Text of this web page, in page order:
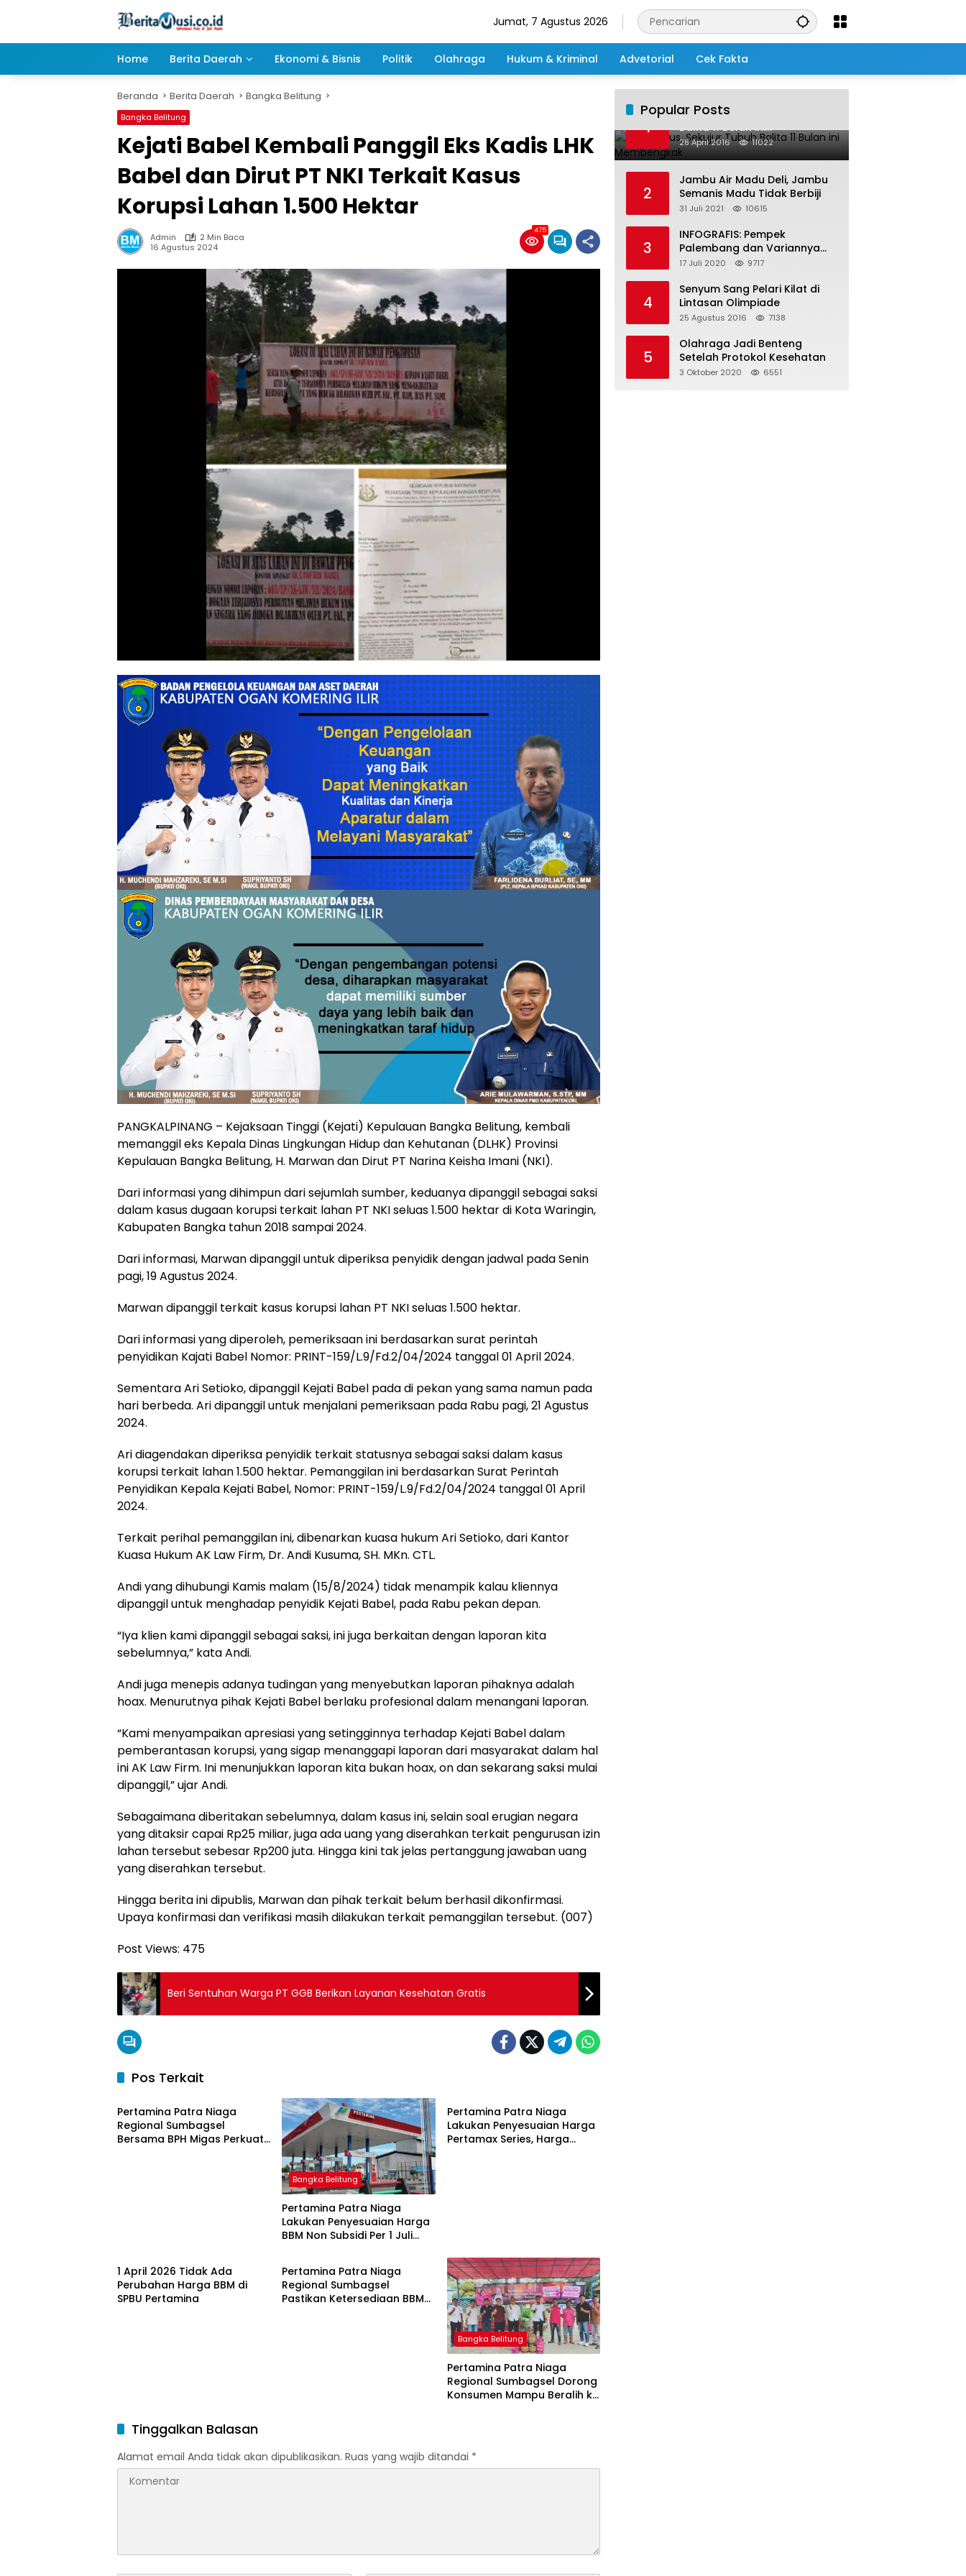
Jumat, 7 Agustus 2026
Home Berita Daerah Ekonomi & Bisnis Politik Olahraga Hukum & Kriminal Advetorial Cek Fakta
Beranda Berita Daerah Bangka Belitung
Bangka Belitung
Kejati Babel Kembali Panggil Eks Kadis LHK
Babel dan Dirut PT NKI Terkait Kasus
Korupsi Lahan 1.500 Hektar
Admin
2 Min Baca
16 Agustus 2024
475
PANGKALPINANG – Kejaksaan Tinggi (Kejati) Kepulauan Bangka Belitung, kembali
memanggil eks Kepala Dinas Lingkungan Hidup dan Kehutanan (DLHK) Provinsi
Kepulauan Bangka Belitung, H. Marwan dan Dirut PT Narina Keisha Imani (NKI).
Dari informasi yang dihimpun dari sejumlah sumber, keduanya dipanggil sebagai saksi
dalam kasus dugaan korupsi terkait lahan PT NKI seluas 1.500 hektar di Kota Waringin,
Kabupaten Bangka tahun 2018 sampai 2024.
Dari informasi, Marwan dipanggil untuk diperiksa penyidik dengan jadwal pada Senin
pagi, 19 Agustus 2024.
Marwan dipanggil terkait kasus korupsi lahan PT NKI seluas 1.500 hektar.
Dari informasi yang diperoleh, pemeriksaan ini berdasarkan surat perintah
penyidikan Kajati Babel Nomor: PRINT-159/L.9/Fd.2/04/2024 tanggal 01 April 2024.
Sementara Ari Setioko, dipanggil Kejati Babel pada di pekan yang sama namun pada
hari berbeda. Ari dipanggil untuk menjalani pemeriksaan pada Rabu pagi, 21 Agustus
2024.
Ari diagendakan diperiksa penyidik terkait statusnya sebagai saksi dalam kasus
korupsi terkait lahan 1.500 hektar. Pemanggilan ini berdasarkan Surat Perintah
Penyidikan Kepala Kejati Babel, Nomor: PRINT-159/L.9/Fd.2/04/2024 tanggal 01 April
2024.
Terkait perihal pemanggilan ini, dibenarkan kuasa hukum Ari Setioko, dari Kantor
Kuasa Hukum AK Law Firm, Dr. Andi Kusuma, SH. MKn. CTL.
Andi yang dihubungi Kamis malam (15/8/2024) tidak menampik kalau kliennya
dipanggil untuk menghadap penyidik Kejati Babel, pada Rabu pekan depan.
“Iya klien kami dipanggil sebagai saksi, ini juga berkaitan dengan laporan kita
sebelumnya,” kata Andi.
Andi juga menepis adanya tudingan yang menyebutkan laporan pihaknya adalah
hoax. Menurutnya pihak Kejati Babel berlaku profesional dalam menangani laporan.
“Kami menyampaikan apresiasi yang setingginnya terhadap Kejati Babel dalam
pemberantasan korupsi, yang sigap menanggapi laporan dari masyarakat dalam hal
ini AK Law Firm. Ini menunjukkan laporan kita bukan hoax, on dan sekarang saksi mulai
dipanggil,” ujar Andi.
Sebagaimana diberitakan sebelumnya, dalam kasus ini, selain soal erugian negara
yang ditaksir capai Rp25 miliar, juga ada uang yang diserahkan terkait pengurusan izin
lahan tersebut sebesar Rp200 juta. Hingga kini tak jelas pertanggung jawaban uang
yang diserahkan tersebut.
Hingga berita ini dipublis, Marwan dan pihak terkait belum berhasil dikonfirmasi.
Upaya konfirmasi dan verifikasi masih dilakukan terkait pemanggilan tersebut. (007)
Post Views: 475
Beri Sentuhan Warga PT GGB Berikan Layanan Kesehatan Gratis
Pos Terkait
Bangka Belitung
Pertamina Patra Niaga
Regional Sumbagsel
Bersama BPH Migas Perkuat
Bangka Belitung
Pertamina Patra Niaga
Lakukan Penyesuaian Harga
BBM Non Subsidi Per 1 Juli
Pertamina Patra Niaga
Lakukan Penyesuaian Harga
Pertamax Series, Harga
1 April 2026 Tidak Ada
Perubahan Harga BBM di
SPBU Pertamina
Bangka Belitung
Pertamina Patra Niaga
Regional Sumbagsel
Pastikan Ketersediaan BBM
Bangka Belitung
Pertamina Patra Niaga
Regional Sumbagsel Dorong
Konsumen Mampu Beralih ke
Tinggalkan Balasan
Alamat email Anda tidak akan dipublikasikan. Ruas yang wajib ditandai *
Popular Posts
1
Salah Infus, Sekujur Tubuh
Balita 11 Bulan ini
Membengkak
28 April 2016 11022
2
Jambu Air Madu Deli, Jambu
Semanis Madu Tidak Berbiji
31 Juli 2021 10615
3
INFOGRAFIS: Pempek
Palembang dan Variannya
yang Melegenda
17 Juli 2020 9717
4
Senyum Sang Pelari Kilat di
Lintasan Olimpiade
25 Agustus 2016 7138
5
Olahraga Jadi Benteng
Setelah Protokol Kesehatan
3 Oktober 2020 6551